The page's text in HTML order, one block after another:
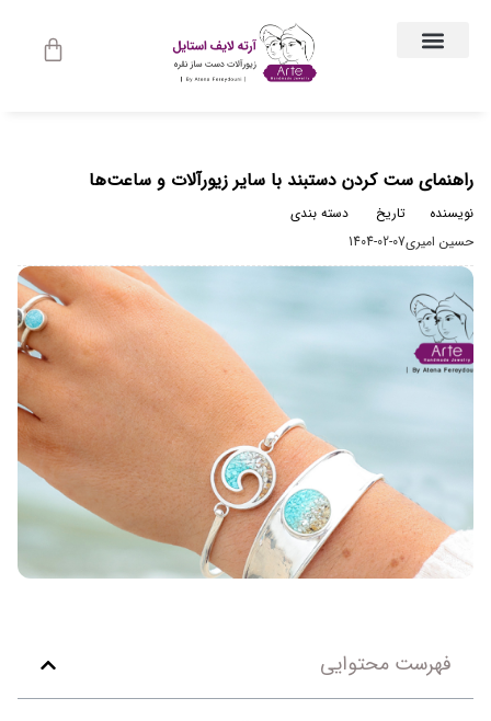
راهنمای ست کردن دستبند با سایر زیورآلات و ساعت‌ها
نویسنده
حسین امیری
تاریخ
1404-02-07
دسته بندی
مجله مد
فهرست محتوایی